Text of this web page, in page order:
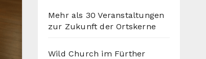
Mehr als 30 Veranstaltungen
zur Zukunft der Ortskerne
Wild Church im Fürther